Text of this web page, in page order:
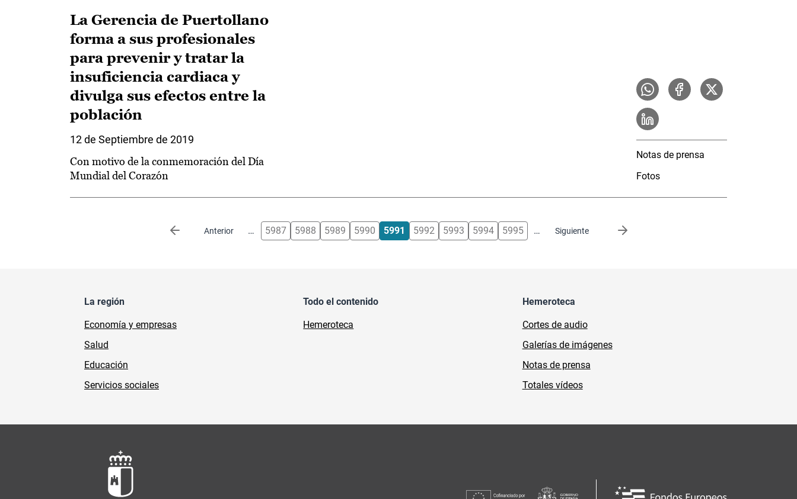
La Gerencia de Puertollano
forma a sus profesionales
para prevenir y tratar la
insuficiencia cardiaca y
divulga sus efectos entre la
población
12 de Septiembre de 2019
Con motivo de la conmemoración del Día
Mundial del Corazón
Notas de prensa
Fotos
Anterior
Página anterior … 5987 5988 5989 5990 5991 5992 5993 5994 5995 … Siguiente
Siguiente página
La región
Economía y empresas
Salud
Educación
Servicios sociales
Todo el contenido
Hemeroteca
Hemeroteca
Cortes de audio
Galerías de imágenes
Notas de prensa
Totales vídeos